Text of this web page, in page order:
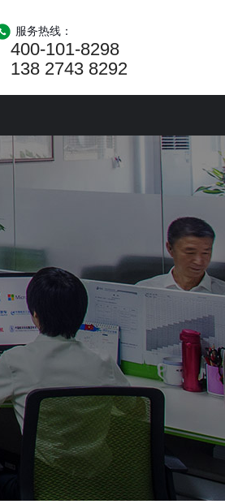
服务热线：
400-101-8298
138 2743 8292